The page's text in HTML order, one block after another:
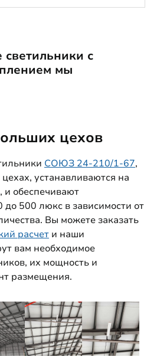
с
мы
цехов
СОЮЗ 24-210/1-67,
устанавливаются на
и обеспечивают
до 500 люкс в зависимости от
Вы можете заказать
расчет и наши
вам необходимое
их мощность и
размещения.